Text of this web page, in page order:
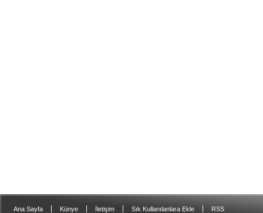
Ana Sayfa Künye İletişim Sık Kullanılanlara Ekle RSS